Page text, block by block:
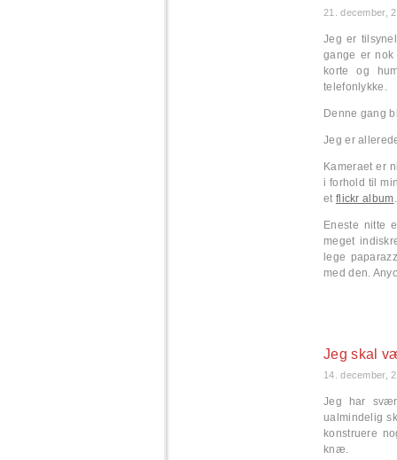
21. december,
Jeg er
gange er
korte og
telefonlykke.
Denne gang
Jeg er
Kameraet er
i forhold til
et flickr album.
Eneste nitte
meget
lege
med den.
Jeg skal
14. december,
Jeg har
ualmindelig
konstruere
knæ.